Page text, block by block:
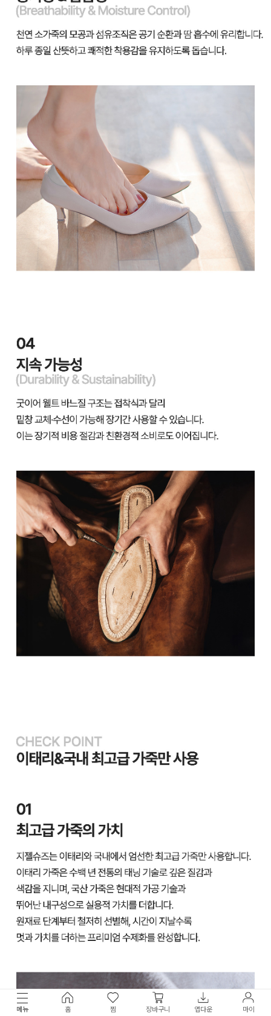
메뉴 홈 찜 장바구니 앱다운 마이